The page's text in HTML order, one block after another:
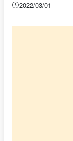
2022/03/01